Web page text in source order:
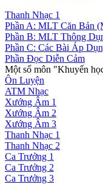
Thanh Nhạc 1
Phần A: MLT Căn Bản
Phần B: MLT Thông
Phần C: Các Bài Áp
Phần Đọc Diễn Cảm
Một số môn "Khuyến
Ôn Luyện
ATM Nhạc
Xướng Âm 1
Xướng Âm 2
Xướng Âm 3
Thanh Nhạc 1
Thanh Nhạc 2
Ca Trưởng 1
Ca Trưởng 2
Ca Trưởng 3